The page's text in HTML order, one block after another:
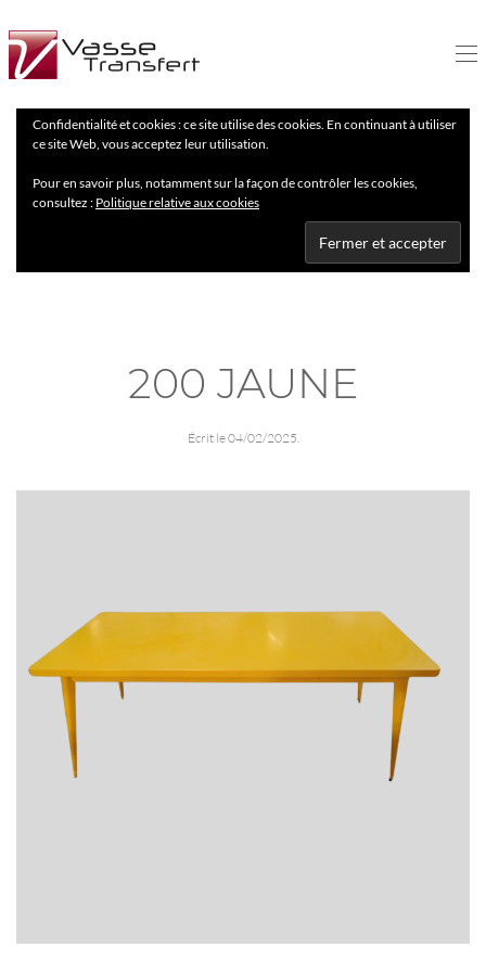
Confidentialité et cookies : ce site utilise des cookies. En continuant à utiliser
ce site Web, vous acceptez leur utilisation.
Pour en savoir plus, notamment sur la façon de contrôler les cookies,
consultez : Politique relative aux cookies
200 JAUNE
Écrit le04/02/2025.